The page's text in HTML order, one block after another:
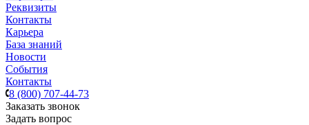
Реквизиты
Контакты
Карьера
База знаний
Новости
События
Контакты
8 (800) 707-44-73
Заказать звонок
Задать вопрос